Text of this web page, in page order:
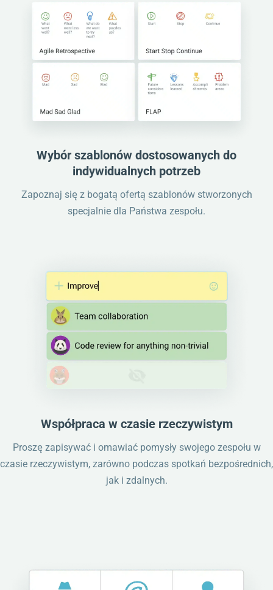
Wybór szablonów dostosowanych do
indywidualnych potrzeb
Zapoznaj się z bogatą ofertą szablonów stworzonych
specjalnie dla Państwa zespołu.
Współpraca w czasie rzeczywistym
Proszę zapisywać i omawiać pomysły swojego zespołu w
czasie rzeczywistym, zarówno podczas spotkań bezpośrednich,
jak i zdalnych.